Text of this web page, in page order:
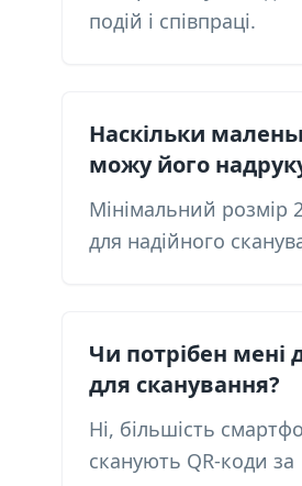
подій і співпраці.
Наскільки
можу його
Мінімальний розмір
для надійного
Чи потрібен мені
для сканування?
Ні, більшість
сканують QR-коди за